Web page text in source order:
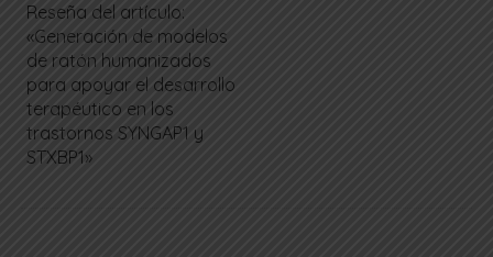
Reseña del artículo:
«Generación de modelos
de ratón humanizados
para apoyar el desarrollo
terapéutico en los
trastornos SYNGAP1 y
STXBP1»